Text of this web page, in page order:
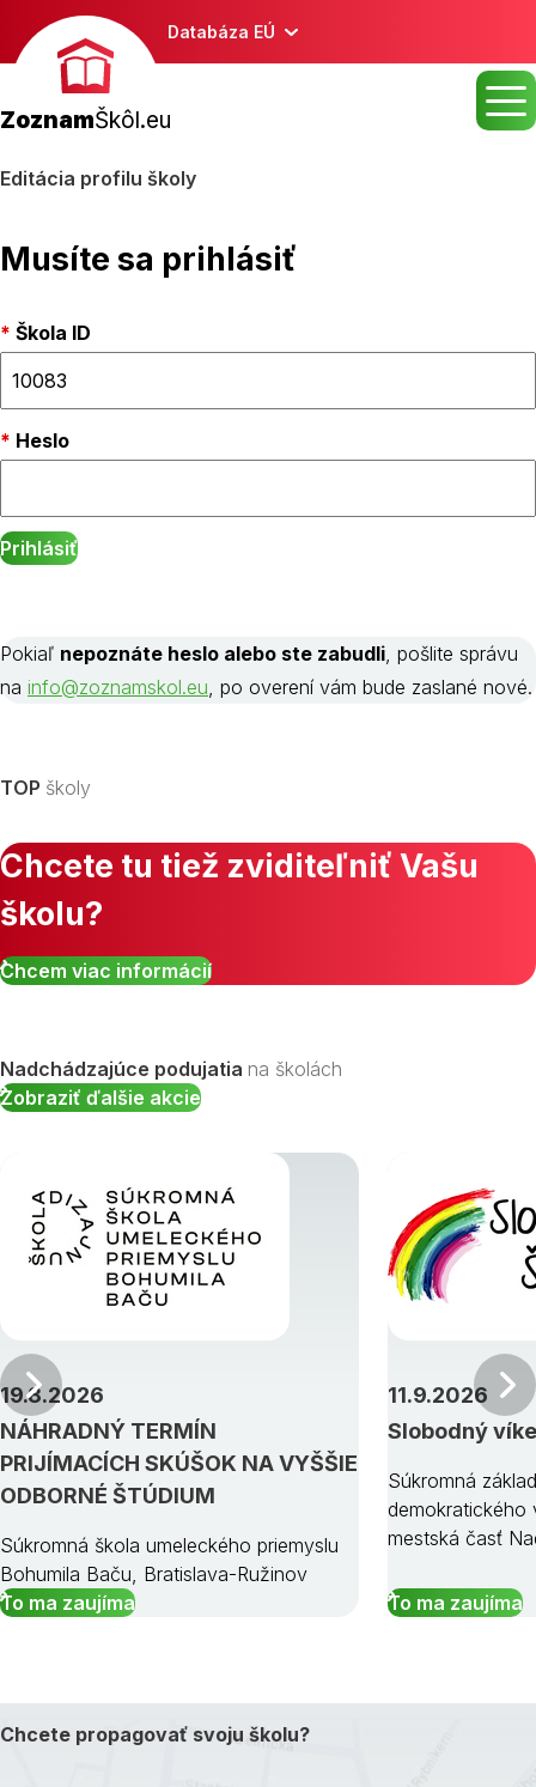
Databáza EÚ
ZoznamŠkôl.eu
Editácia profilu školy
Musíte sa prihlásiť
Škola ID
Heslo
Pokiaľ nepoznáte heslo alebo ste zabudli, pošlite správu
na info@zoznamskol.eu, po overení vám bude zaslané nové.
TOP školy
Chcete tu tiež zviditeľniť Vašu
školu?
Chcem viac informácií
Nadchádzajúce podujatia na školách
Zobraziť ďalšie akcie
NÁHRADNÝ TERMÍN
PRIJÍMACÍCH SKÚŠOK NA VYŠŠIE
ODBORNÉ ŠTÚDIUM
19.8.2026
Súkromná škola umeleckého priemyslu
Bohumila Baču, Bratislava-Ružinov
To ma zaujíma
Slobodný
11.9.2026
Súkromná
demokratického
mestská časť
To ma zaujíma
Predchádzajúci
Chcete propagovať svoju školu?